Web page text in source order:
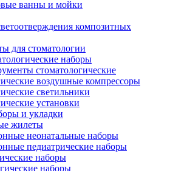
ванны и мойки
композитных
для стоматологии
наборы
стоматологические
воздушные компрессоры
светильники
установки
и укладки
жилеты
неонатальные наборы
педиатрические наборы
наборы
наборы